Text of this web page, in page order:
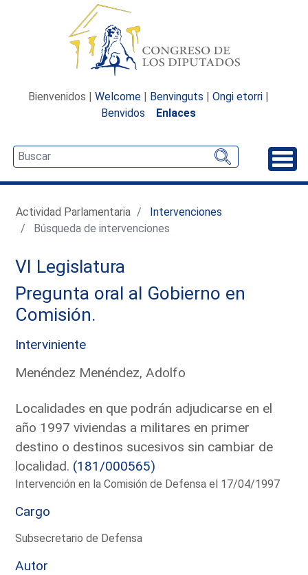
Bienvenidos | Welcome | Benvinguts | Ongi etorri |
Benvidos
Enlaces
Actividad Parlamentaria
Intervenciones
Búsqueda de intervenciones
VI Legislatura
Pregunta oral al Gobierno en
Comisión.
Interviniente
Menéndez Menéndez, Adolfo
Localidades en que podrán adjudicarse en el
año 1997 viviendas a militares en primer
destino o destinos sucesivos sin cambiar de
localidad. (181/000565)
Intervención en la Comisión de Defensa el 17/04/1997
Cargo
Subsecretario de Defensa
Autor